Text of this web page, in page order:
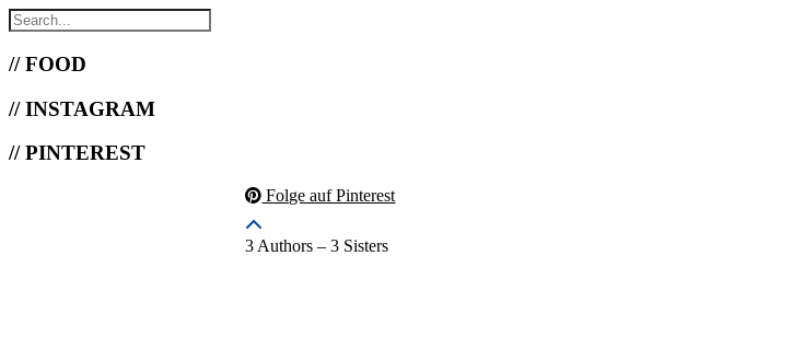
// FOOD
// INSTAGRAM
// PINTEREST
Folge auf Pinterest
3 Authors – 3 Sisters